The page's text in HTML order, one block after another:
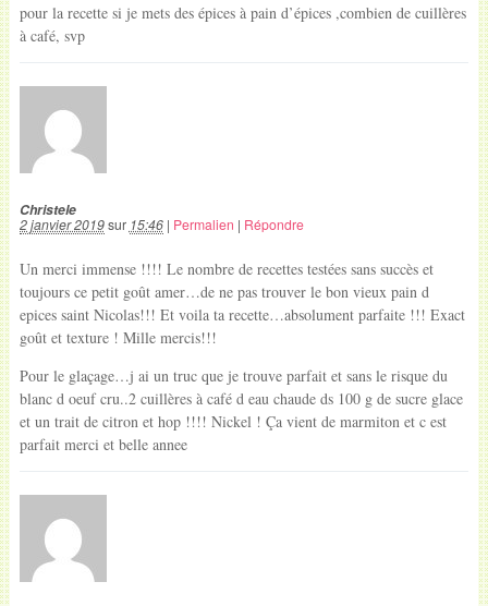
pour la recette si je mets des épices à pain d’épices ,combien de cuillères
à café, svp
Christele
2 janvier 2019sur 15:46| Permalien | Répondre
Un merci immense !!!! Le nombre de recettes testées sans succès et
toujours ce petit goût amer…de ne pas trouver le bon vieux pain d
epices saint Nicolas!!! Et voila ta recette…absolument parfaite !!! Exact
goût et texture ! Mille mercis!!!
Pour le glaçage…j ai un truc que je trouve parfait et sans le risque du
blanc d oeuf cru..2 cuillères à café d eau chaude ds 100 g de sucre glace
et un trait de citron et hop !!!! Nickel ! Ça vient de marmiton et c est
parfait merci et belle annee